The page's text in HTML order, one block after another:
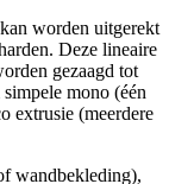
worden uitgerekt
Deze lineaire
gezaagd tot
mono (één
extrusie (meerdere
wandbekleding),